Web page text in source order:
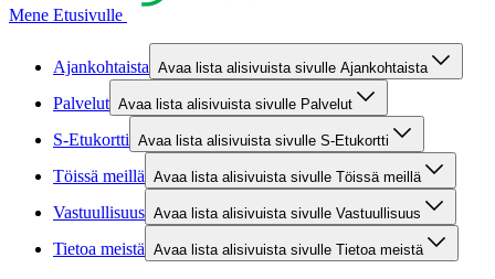
Mene Etusivulle
Ajankohtaista Avaa lista alisivuista sivulle Ajankohtaista
Palvelut Avaa lista alisivuista sivulle Palvelut
S-Etukortti Avaa lista alisivuista sivulle S-Etukortti
Töissä meillä Avaa lista alisivuista sivulle Töissä meillä
Vastuullisuus Avaa lista alisivuista sivulle Vastuullisuus
Tietoa meistä Avaa lista alisivuista sivulle Tietoa meistä